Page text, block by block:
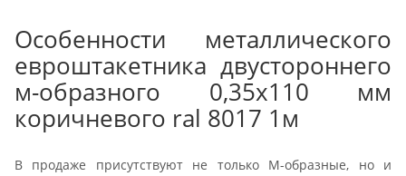
Особенности металлического
евроштакетника двустороннего
м-образного 0,35x110 мм
коричневого ral 8017 1м
В продаже присутствуют не только М-образные, но и